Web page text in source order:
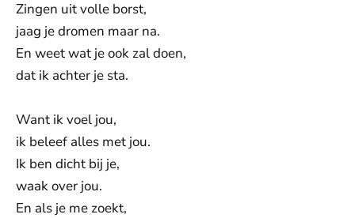
Zingen uit volle borst,
jaag je dromen maar na.
En weet wat je ook zal doen,
dat ik achter je sta.
Want ik voel jou,
ik beleef alles met jou.
Ik ben dicht bij je,
waak over jou.
En als je me zoekt,